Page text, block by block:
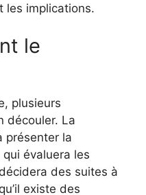
les implications.
le
plusieurs
découler. La
présenter la
évaluera les
des suites à
existe des